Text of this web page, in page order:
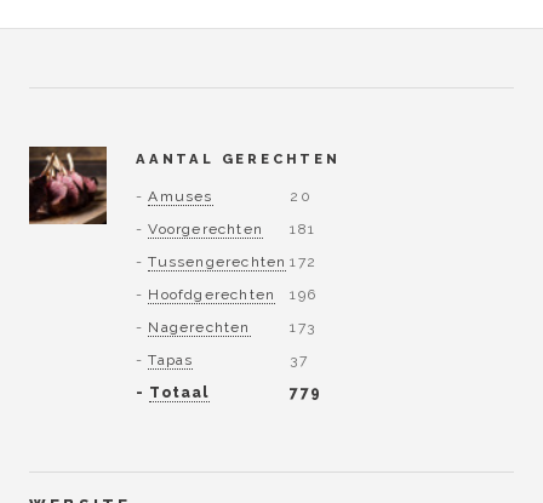
AANTAL GERECHTEN
-Amuses
-Voorgerechten
-Tussengerechten
- Hoofdgerechten
- Nagerechten
-Tapas
- Totaal
20
181
172
196
173
37
779